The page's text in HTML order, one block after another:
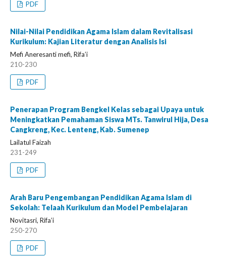
PDF
Nilai-Nilai Pendidikan Agama Islam dalam Revitalisasi
Kurikulum: Kajian Literatur dengan Analisis Isi
Mefi Aneresanti mefi, Rifa’i
210-230
PDF
Penerapan Program Bengkel Kelas sebagai Upaya untuk
Meningkatkan Pemahaman Siswa MTs. Tanwirul Hija, Desa
Cangkreng, Kec. Lenteng, Kab. Sumenep
Lailatul Faizah
231-249
PDF
Arah Baru Pengembangan Pendidikan Agama Islam di
Sekolah: Telaah Kurikulum dan Model Pembelajaran
Novitasri, Rifa’i
250-270
PDF